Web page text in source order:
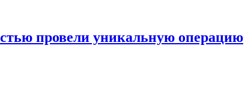
провели уникальную операцию